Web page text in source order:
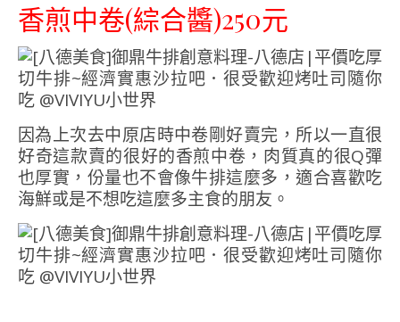
香煎中卷(綜合醬)250元
因為上次去中原店時中卷剛好賣完，所以一直很
好奇這款賣的很好的香煎中卷，肉質真的很Q彈
也厚實，份量也不會像牛排這麼多，適合喜歡吃
海鮮或是不想吃這麼多主食的朋友。